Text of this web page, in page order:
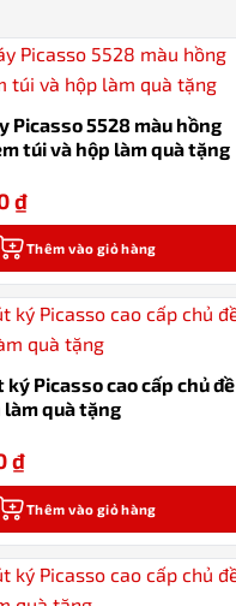
Picasso 5528 màu hồng
túi và hộp làm quà tặng
₫
Thêm vào giỏ hàng
ký Picasso cao cấp chủ đề
làm quà tặng
₫
Thêm vào giỏ hàng